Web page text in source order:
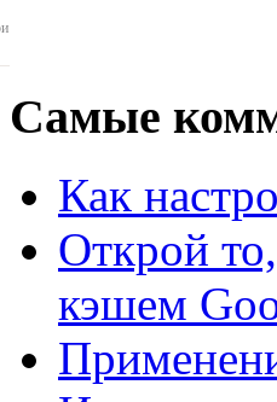
Самые
Как
Открой
кэшем